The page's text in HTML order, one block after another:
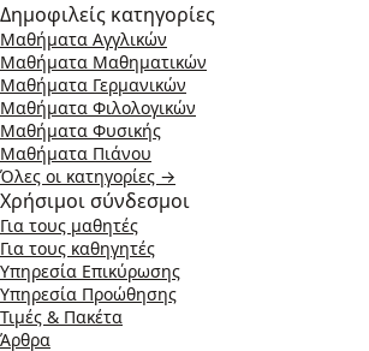
Δημοφιλείς κατηγορίες
Μαθήματα Αγγλικών
Μαθήματα Μαθηματικών
Μαθήματα Γερμανικών
Μαθήματα Φιλολογικών
Μαθήματα Φυσικής
Μαθήματα Πιάνου
Όλες οι κατηγορίες →
Χρήσιμοι σύνδεσμοι
Για τους μαθητές
Για τους καθηγητές
Υπηρεσία Επικύρωσης
Υπηρεσία Προώθησης
Τιμές & Πακέτα
Άρθρα